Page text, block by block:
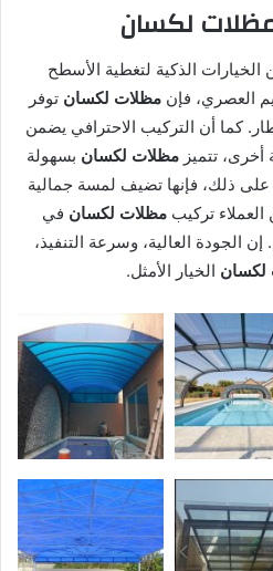
لكسان
الخيارات الذكية لتغطية الأسطح
العصري، فإن مظلات لكسان توفر
كما أن التركيب الاحترافي يضمن
تتميز مظلات لكسان بسهولة
على ذلك، فإنها تضيف لمسة جمالية
تركيب مظلات لكسان في
الجودة العالية، وسرعة التنفيذ،
لكسان الخيار الأمثل.